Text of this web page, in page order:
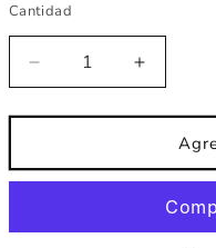
Cantidad
Reducir
cantidad
para
infantil
personaje
Mágico
Aumentar
cantidad
para
Lámina
infantil
Duende
Mágico